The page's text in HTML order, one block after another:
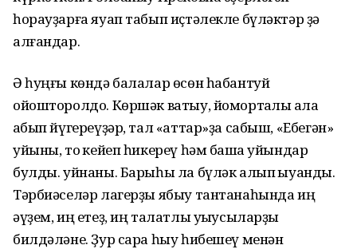
һорауҙарға яуап табып иҫтәлекле бүләктәр ҙә
алғандар.
Ә һуңғы көндә балалар өсөн һабантуй
ойошторолдо. Көршәк ватыу, йомортҡалы ҡалаҡ
ҡабып йүгереүҙәр, тал «аттар»ҙа сабыш, «Ебегән»
уйыны, тоҡ кейеп һикереү һәм башҡа уйындар
булды. уйнаны. Барыһы ла бүләк алып ҡыуанды.
Тәрбиәселәр лагерҙы ябыу тантанаһында иң
әүҙем, иң етеҙ, иң талатлы уҡыусыларҙы
билдәләне. Ҙур сара һыу һибешеү менән